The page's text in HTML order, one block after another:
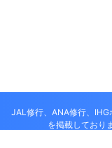
JAL修行、ANA修行、
を掲載しており